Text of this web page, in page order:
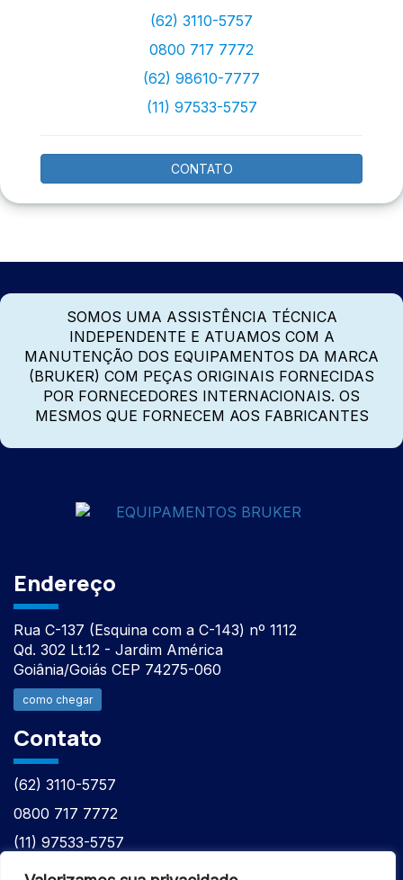
(62) 3110-5757
0800 717 7772
(62) 98610-7777
(11) 97533-5757
CONTATO
SOMOS UMA ASSISTÊNCIA TÉCNICA
INDEPENDENTE E ATUAMOS COM A
MANUTENÇÃO DOS EQUIPAMENTOS DA MARCA
(BRUKER) COM PEÇAS ORIGINAIS FORNECIDAS
POR FORNECEDORES INTERNACIONAIS. OS
MESMOS QUE FORNECEM AOS FABRICANTES
Endereço
Rua C-137 (Esquina com a C-143) nº 1112
Qd. 302 Lt.12 - Jardim América
Goiânia/Goiás CEP 74275-060
como chegar
Contato
(62) 3110-5757
0800 717 7772
(11) 97533-5757
(62) 98610-7777